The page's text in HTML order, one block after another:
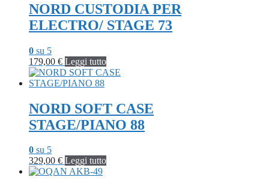
NORD CUSTODIA PER
ELECTRO/ STAGE 73
0 su 5
179,00 € Leggi tutto
NORD SOFT CASE
STAGE/PIANO 88
0 su 5
329,00 € Leggi tutto